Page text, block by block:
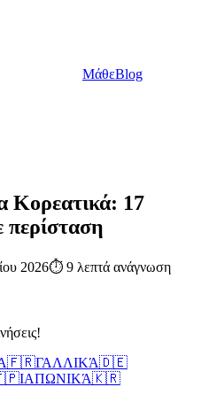
ΜάθεBlog
Κορεατικά: 17
περίσταση
2026⏱ 9 λεπτά ανάγνωση
🇫🇷ΓΑΛΛΙΚΆ🇩🇪
ΙΑΠΩΝΙΚΆ🇰🇷